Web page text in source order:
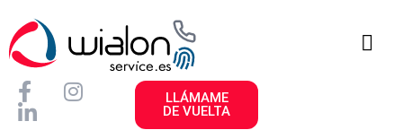
LLÁMAME
DE VUELTA